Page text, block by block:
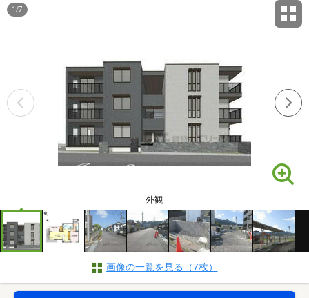
外観
1 /7
画像の一覧を見る（7枚）